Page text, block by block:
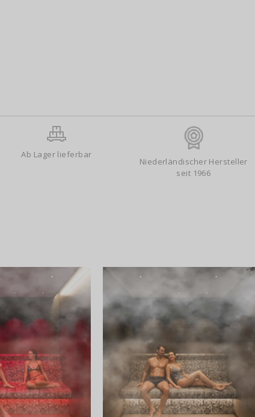
Ab Lager lieferbar
Niederländischer Hersteller
seit 1966